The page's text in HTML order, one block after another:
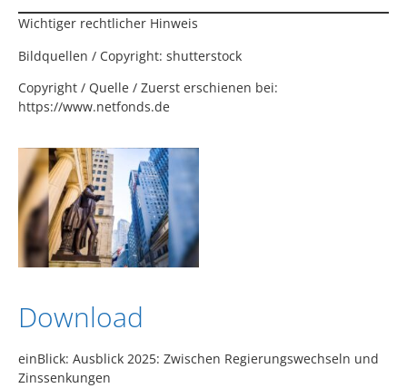
Wichtiger rechtlicher Hinweis
Bildquellen / Copyright: shutterstock
Copyright / Quelle / Zuerst erschienen bei:
https://www.netfonds.de
Download
einBlick: Ausblick 2025: Zwischen Regierungswechseln und
Zinssenkungen